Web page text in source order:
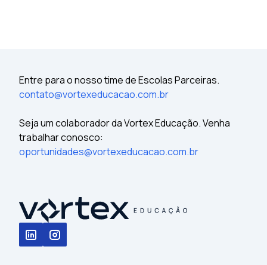
Entre para o nosso time de Escolas Parceiras.
contato@vortexeducacao.com.br
Seja um colaborador da Vortex Educação. Venha
trabalhar conosco:
oportunidades@vortexeducacao.com.br